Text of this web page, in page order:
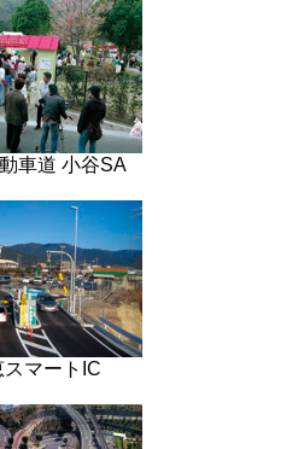
車道 小谷SA
スマートIC